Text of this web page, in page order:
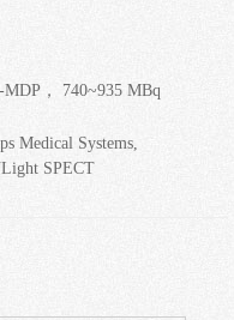
MDP， 740~935 MBq
Medical Systems,
SPECT